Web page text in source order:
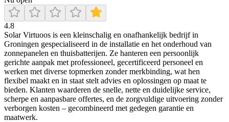
4.8
Solar Virtuoos is een kleinschalig en onafhankelijk bedrijf in
Groningen gespecialiseerd in de installatie en het onderhoud van
zonnepanelen en thuisbatterijen. Ze hanteren een persoonlijk
gerichte aanpak met professioneel, gecertificeerd personeel en
werken met diverse topmerken zonder merkbinding, wat hen
flexibel maakt en in staat stelt advies en oplossingen op maat te
bieden. Klanten waarderen de snelle, nette en duidelijke service,
scherpe en aanpasbare offertes, en de zorgvuldige uitvoering zonder
verborgen kosten – gecombineerd met gedegen garantie en
maatwerk.